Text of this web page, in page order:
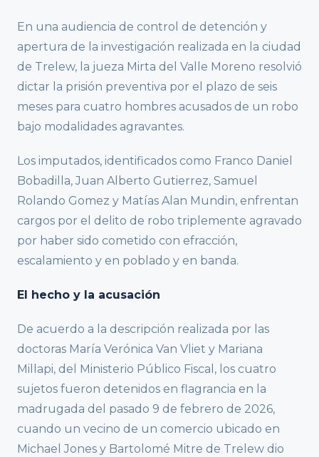
En una audiencia de control de detención y
apertura de la investigación realizada en la ciudad
de Trelew, la jueza Mirta del Valle Moreno resolvió
dictar la prisión preventiva por el plazo de seis
meses para cuatro hombres acusados de un robo
bajo modalidades agravantes.
Los imputados, identificados como Franco Daniel
Bobadilla, Juan Alberto Gutierrez, Samuel
Rolando Gomez y Matías Alan Mundin, enfrentan
cargos por el delito de robo triplemente agravado
por haber sido cometido con efracción,
escalamiento y en poblado y en banda.
El hecho y la acusación
De acuerdo a la descripción realizada por las
doctoras María Verónica Van Vliet y Mariana
Millapi, del Ministerio Público Fiscal, los cuatro
sujetos fueron detenidos en flagrancia en la
madrugada del pasado 9 de febrero de 2026,
cuando un vecino de un comercio ubicado en
Michael Jones y Bartolomé Mitre de Trelew dio